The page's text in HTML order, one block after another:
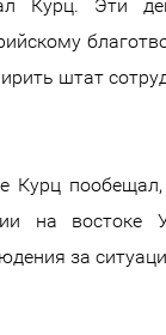
Курц. Эти
штат
Курц пообещал,
на востоке
за